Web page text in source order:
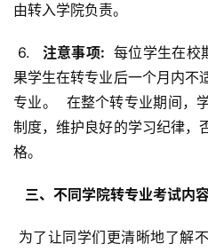
由转入学院负责。
6.
  注意事项:
每位学生在校
果学生在转专业后一个月内不
专业。  在整个转专业期间，
制度，维护良好的学习纪律，
格。
三、不同学院转专业考试内